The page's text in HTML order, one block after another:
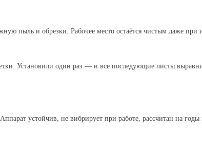
пыль и обрезки. Рабочее место остаётся чистым даже при
Установили один раз — и все последующие листы
устойчив, не вибрирует при работе, рассчитан на